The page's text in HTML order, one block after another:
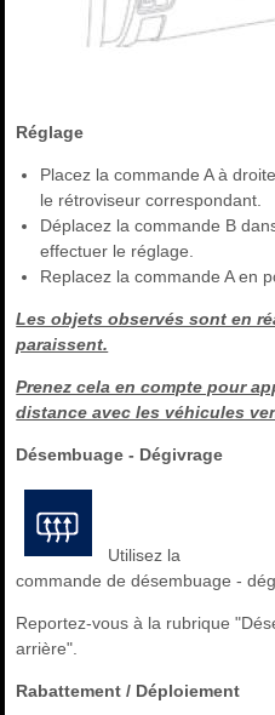
Réglage
Placez la commande A à
le rétroviseur correspondant.
Déplacez la commande B
effectuer le réglage.
Replacez la commande A en
Les objets observés sont en
paraissent.
Prenez cela en compte pour
distance avec les véhicules
Désembuage - Dégivrage
Utilisez la
commande de désembuage -
Reportez-vous à la rubrique
arrière".
Rabattement / Déploiement